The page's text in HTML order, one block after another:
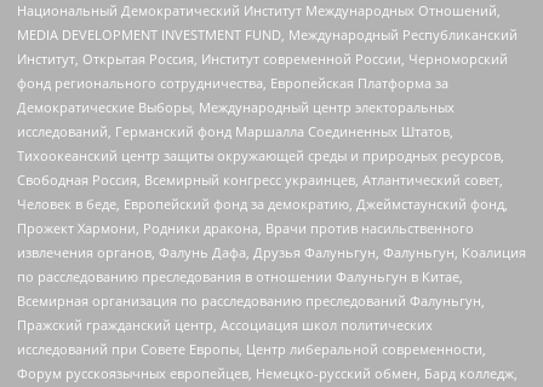
Национальный Демократический Институт Международных Отношений,
MEDIA DEVELOPMENT INVESTMENT FUND, Международный Республиканский
Институт, Открытая Россия, Институт современной России, Черноморский
фонд регионального сотрудничества, Европейская Платформа за
Демократические Выборы, Международный центр электоральных
исследований, Германский фонд Маршалла Соединенных Штатов,
Тихоокеанский центр защиты окружающей среды и природных ресурсов,
Свободная Россия, Всемирный конгресс украинцев, Атлантический совет,
Человек в беде, Европейский фонд за демократию, Джеймстаунский фонд,
Прожект Хармони, Родники дракона, Врачи против насильственного
извлечения органов, Фалунь Дафа, Друзья Фалуньгун, Фалуньгун, Коалиция
по расследованию преследования в отношении Фалуньгун в Китае,
Всемирная организация по расследованию преследований Фалуньгун,
Пражский гражданский центр, Ассоциация школ политических
исследований при Совете Европы, Центр либеральной современности,
Форум русскоязычных европейцев, Немецко-русский обмен, Бард колледж,